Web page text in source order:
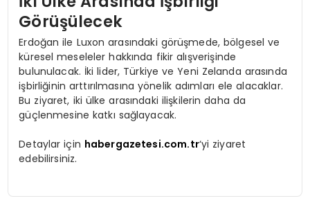
Görüşülecek
Erdoğan ile Luxon arasındaki görüşmede, bölgesel ve
küresel meseleler hakkında fikir alışverişinde
bulunulacak. İki lider, Türkiye ve Yeni Zelanda arasında
işbirliğinin arttırılmasına yönelik adımları ele alacaklar.
Bu ziyaret, iki ülke arasındaki ilişkilerin daha da
güçlenmesine katkı sağlayacak.
Detaylar için habergazetesi.com.tr‘yi ziyaret
edebilirsiniz.